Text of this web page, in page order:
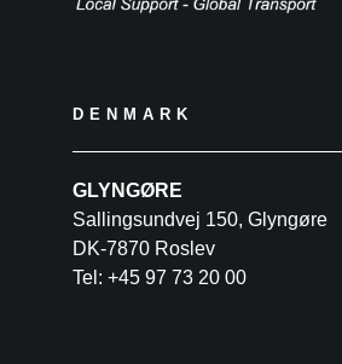
DENMARK
GLYNGØRE
Sallingsundvej 150, Glyngøre
DK-7870 Roslev
Tel: +45 97 73 20 00